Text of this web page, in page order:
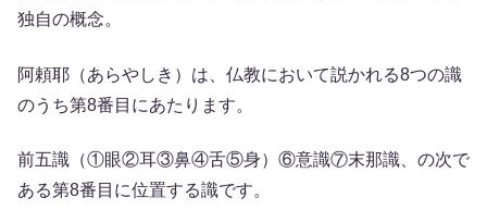
独自の概念。
阿頼耶（あらやしき）は、仏教において説かれる8つの識
のうち第8番目にあたります。
前五識（①眼②耳③鼻④舌⑤身）⑥意識⑦末那識、の次で
ある第8番目に位置する識です。